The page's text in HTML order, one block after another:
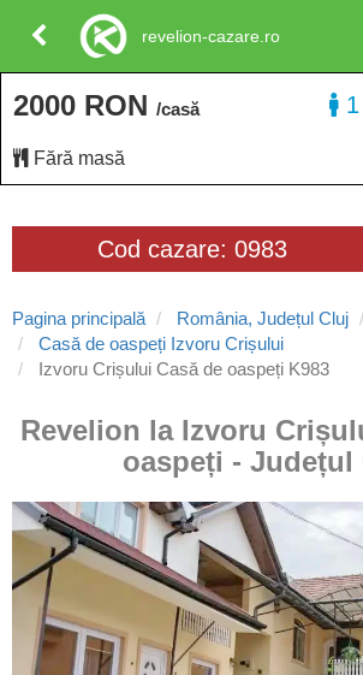
Cod cazare: 0983
Pagina principală România, Județul Cluj
Casă de oaspeți Izvoru Crișului
Izvoru Crișului Casă de oaspeți K983
Revelion la Izvoru
oaspeți - Județul
2000 RON /casă
Fără masă
revelion-cazare.ro